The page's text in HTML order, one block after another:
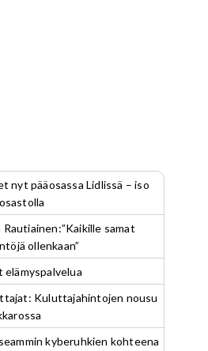
nyt pääosassa Lidlissä – iso
samat
ollenkaan”
Kuluttajahintojen nousu
kyberuhkien kohteena